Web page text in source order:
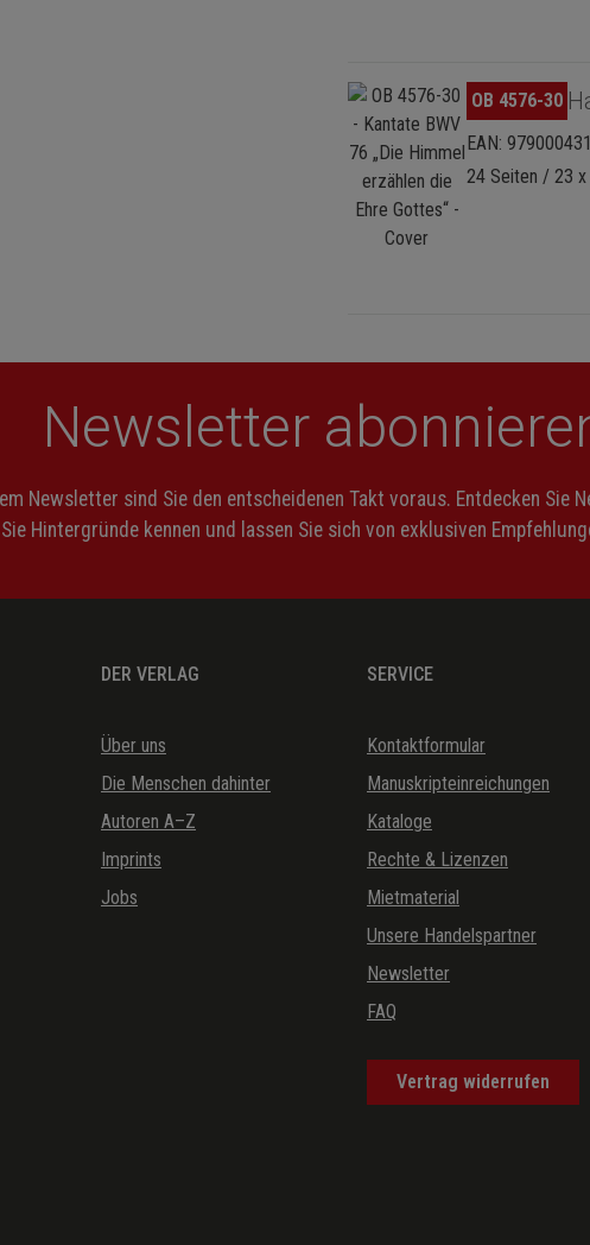
Bildergalerie überspringen
OB 4576-30
EAN:
24 Seiten / 23
Newsletter
Newsletter sind Sie den entscheidenen Takt voraus. Entdecken Sie
Sie Hintergründe kennen und lassen Sie sich von exklusiven
DER VERLAG
Über uns
Die Menschen dahinter
Autoren A–Z
Imprints
Jobs
SERVICE
Kontaktformular
Manuskripteinreichungen
Kataloge
Rechte & Lizenzen
Mietmaterial
Unsere Handelspartner
Newsletter
FAQ
Vertrag widerrufen